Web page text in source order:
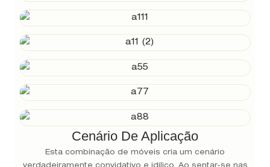
Cenário De Aplicação
Esta combinação de móveis cria um cenário